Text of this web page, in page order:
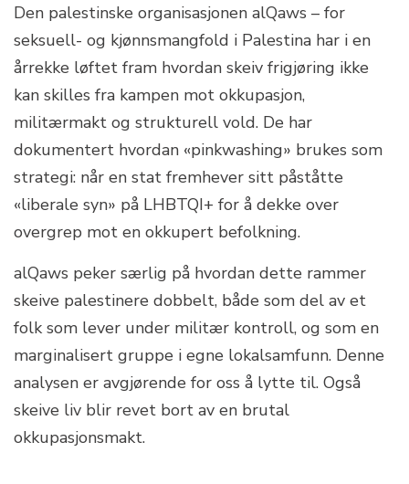
Den palestinske organisasjonen alQaws – for
seksuell- og kjønnsmangfold i Palestina har i en
årrekke løftet fram hvordan skeiv frigjøring ikke
kan skilles fra kampen mot okkupasjon,
militærmakt og strukturell vold. De har
dokumentert hvordan «pinkwashing» brukes som
strategi: når en stat fremhever sitt påståtte
«liberale syn» på LHBTQI+ for å dekke over
overgrep mot en okkupert befolkning.
alQaws peker særlig på hvordan dette rammer
skeive palestinere dobbelt, både som del av et
folk som lever under militær kontroll, og som en
marginalisert gruppe i egne lokalsamfunn. Denne
analysen er avgjørende for oss å lytte til. Også
skeive liv blir revet bort av en brutal
okkupasjonsmakt.